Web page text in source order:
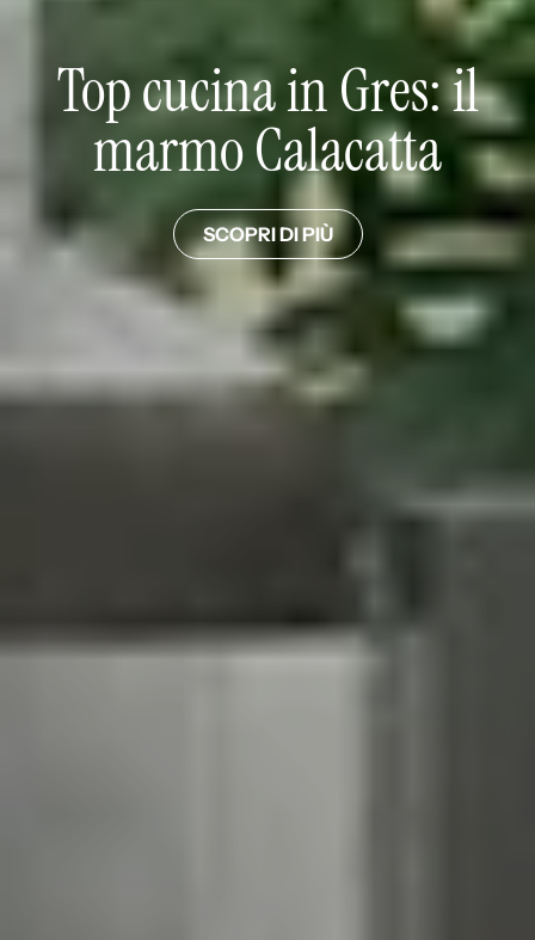
Top cucina in Gres: il
marmo Calacatta
SCOPRI DI PIÙ